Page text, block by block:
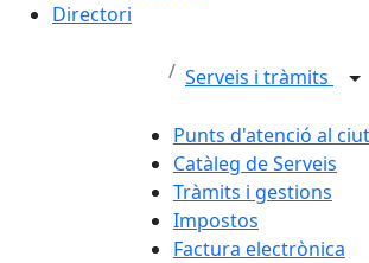
Directori
Serveis i tràmits
Punts d'atenció al
Catàleg de Serveis
Tràmits i gestions
Impostos
Factura electrònica